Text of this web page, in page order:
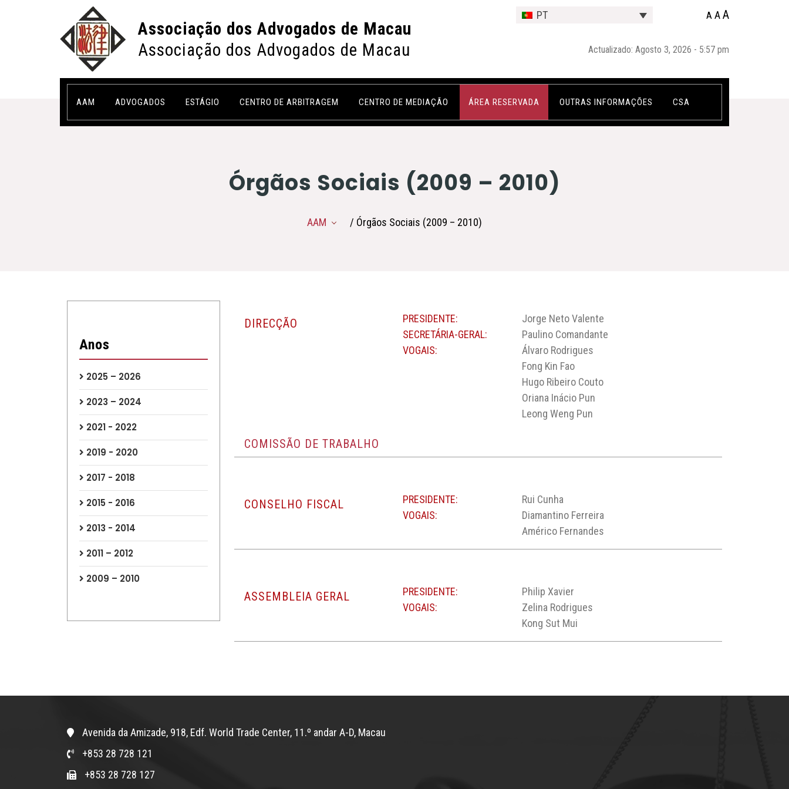
Associação dos Advogados de Macau
Associação dos Advogados de Macau
PT A AA
Actualizado: Agosto 3, 2026 - 5:57 pm
AAM ADVOGADOS ESTÁGIO CENTRO DE ARBITRAGEM CENTRO DE MEDIAÇÃO ÁREA RESERVADA OUTRAS INFORMAÇÕES CSA
Órgãos Sociais (2009 – 2010)
AAM / Órgãos Sociais (2009 – 2010)
Anos
2025 – 2026
2023 – 2024
2021 - 2022
2019 - 2020
2017 - 2018
2015 - 2016
2013 - 2014
2011 – 2012
2009 – 2010
DIRECÇÃO PRESIDENTE:
Jorge Neto Valente
SECRETÁRIA-GERAL:
Paulino Comandante
VOGAIS:
Álvaro Rodrigues
Fong Kin Fao
Hugo Ribeiro Couto
Oriana Inácio Pun
Leong Weng Pun
COMISSÃO DE TRABALHO
CONSELHO FISCAL PRESIDENTE:
Rui Cunha
VOGAIS:
Diamantino Ferreira
Américo Fernandes
ASSEMBLEIA GERAL PRESIDENTE:
Philip Xavier
VOGAIS:
Zelina Rodrigues
Kong Sut Mui
Avenida da Amizade, 918, Edf. World Trade Center, 11.º andar A-D, Macau
+853 28 728 121
+853 28 728 127